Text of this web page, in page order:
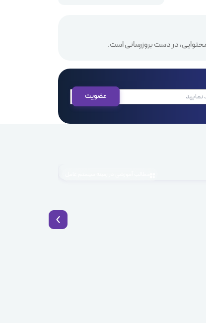
در دست بروزرسانی است.
BaaS چیست؟ راهکار نوین توسعه سریع اپلیکیشن با Backend as a Service